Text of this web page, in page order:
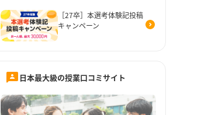
［27卒］本選考体験記投稿
キャンペーン
日本最大級の授業口コミサイト